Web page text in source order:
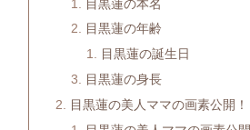
目黒蓮の本名
目黒蓮の年齢
目黒蓮の誕生日
目黒蓮の身長
目黒蓮の美人ママの画素公開！